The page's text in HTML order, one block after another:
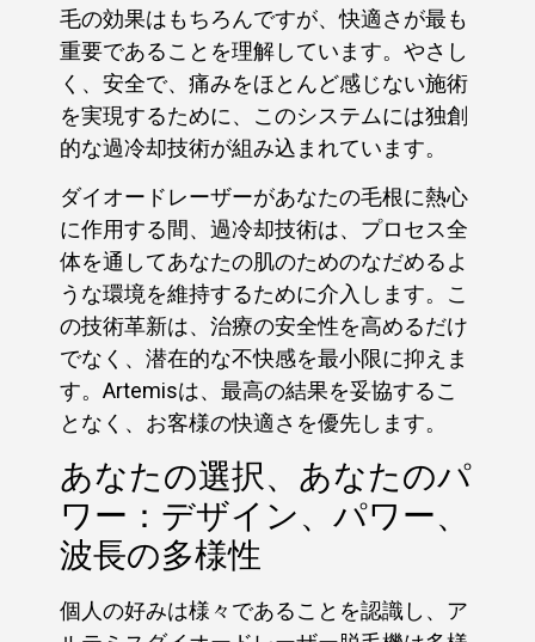
毛の効果はもちろんですが、快適さが最も
重要であることを理解しています。やさし
く、安全で、痛みをほとんど感じない施術
を実現するために、このシステムには独創
的な過冷却技術が組み込まれています。
ダイオードレーザーがあなたの毛根に熱心
に作用する間、過冷却技術は、プロセス全
体を通してあなたの肌のためのなだめるよ
うな環境を維持するために介入します。こ
の技術革新は、治療の安全性を高めるだけ
でなく、潜在的な不快感を最小限に抑えま
す。Artemisは、最高の結果を妥協するこ
となく、お客様の快適さを優先します。
あなたの選択、あなたのパ
ワー：デザイン、パワー、
波長の多様性
個人の好みは様々であることを認識し、ア